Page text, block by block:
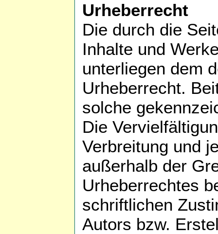
Urheberrecht
Die durch die
Inhalte und
unterliegen dem
Urheberrecht.
solche
Die
Verbreitung und
außerhalb der
Urheberrechtes
schriftlichen
Autors bzw.